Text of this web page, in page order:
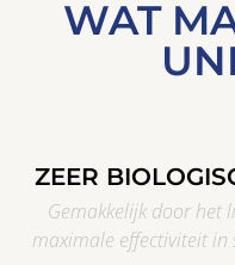
WAT
ZEER
Gemakkelijk door het
maximale effectiviteit